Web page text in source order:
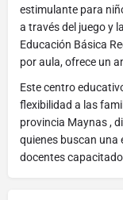
estimulante para
a través del juego y
Educación Básica
por aula, ofrece un
Este centro
flexibilidad a las
provincia Maynas ,
quienes buscan una
docentes